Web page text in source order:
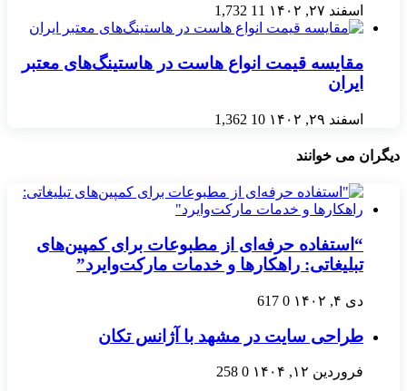
اسفند ۲۷, ۱۴۰۲ 11
1,732
مقایسه قیمت انواع هاست در هاستینگ‌های معتبر
ایران
اسفند ۲۹, ۱۴۰۲ 10
1,362
دیگران می خوانند
“استفاده حرفه‌ای از مطبوعات برای کمپین‌های
تبلیغاتی: راهکارها و خدمات مارکت‌وايرد”
دی ۴, ۱۴۰۲ 0
617
طراحی سایت در مشهد با آژانس تکان
فروردین ۱۲, ۱۴۰۴ 0
258